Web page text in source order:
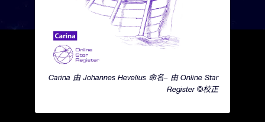
Carina 由 Johannes Hevelius 命名– 由 Online Star
Register ©校正